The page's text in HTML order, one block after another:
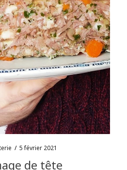
/ 5 février 2021
de tête